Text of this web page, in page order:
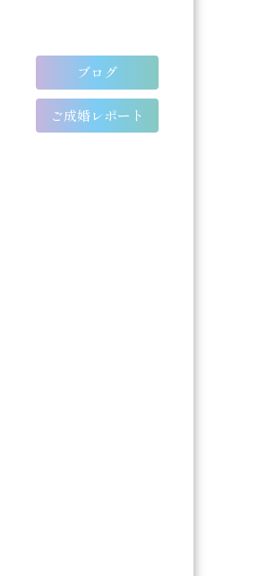
ブログ
ご成婚レポート